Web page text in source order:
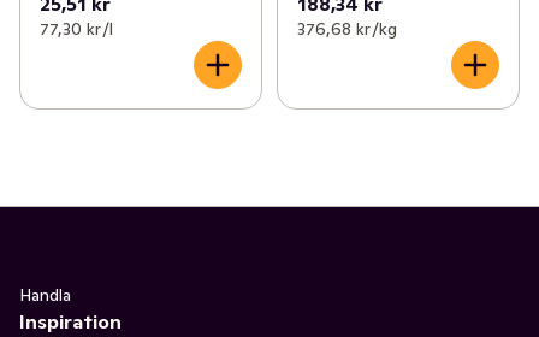
77,30 kr /l 376,68 kr /kg
Handla
Inspiration